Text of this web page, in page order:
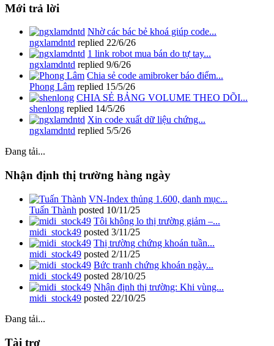
Mới trả lời
Nhờ các bác bẻ khoá giúp code...
ngxlamdntd replied 22/6/26
1 link robot mua bán do tự tay...
ngxlamdntd replied 9/6/26
Chia sẻ code amibroker báo điểm...
Phong Lâm replied 15/5/26
CHIA SẺ BẢNG VOLUME THEO DÕI...
shenlong replied 14/5/26
Xin code xuất dữ liệu chứng...
ngxlamdntd replied 5/5/26
Đang tải...
Nhận định thị trường hàng ngày
VN-Index thủng 1.600, danh mục...
Tuấn Thành posted 10/11/25
Tôi không lo thị trường giảm –...
midi_stock49 posted 3/11/25
Thị trường chứng khoán tuần...
midi_stock49 posted 2/11/25
Bức tranh chứng khoán ngày...
midi_stock49 posted 28/10/25
Nhận định thị trường: Khi vùng...
midi_stock49 posted 22/10/25
Đang tải...
Tài trợ